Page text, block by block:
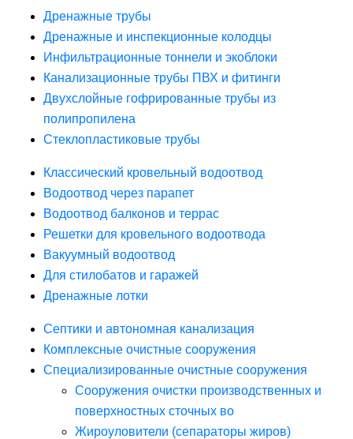
Дренажные трубы
Дренажные и инспекционные колодцы
Инфильтрационные тоннели и экоблоки
Канализационные трубы ПВХ и фитинги
Двухслойные гофрированные трубы из
полипропилена
Стеклопластиковые трубы
Классический кровельный водоотвод
Водоотвод через парапет
Водоотвод балконов и террас
Решетки для кровельного водоотвода
Вакуумный водоотвод
Для стилобатов и гаражей
Дренажные лотки
Септики и автономная канализация
Комплексные очистные сооружения
Специализированные очистные сооружения
Сооружения очистки производственных и
поверхностных сточных во
Жироуловители (сепараторы жиров)